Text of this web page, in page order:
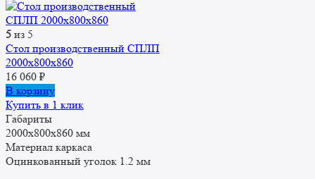
5 из 5
Стол производственный СПЛП
2000х800х860
16 060 ₽
В корзину
Купить в 1 клик
Габариты
2000x800x860 мм
Материал каркаса
Оцинкованный уголок 1.2 мм